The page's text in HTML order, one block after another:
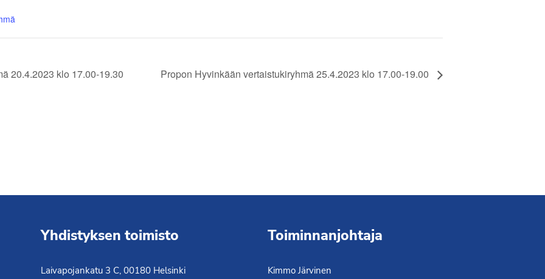
20.4.2023 klo 17.00-19.30 Propon Hyvinkään vertaistukiryhmä 25.4.2023 klo 17.00-19.00
Yhdistyksen toimisto
Laivapojankatu 3 C, 00180 Helsinki
Toiminnanjohtaja
Kimmo Järvinen